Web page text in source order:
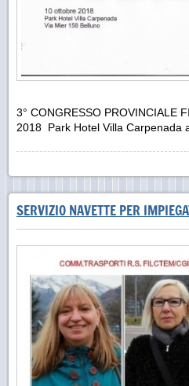
3° CONGRESSO PROVINCIALE
2018 Park Hotel Villa Carpenada
SERVIZIO NAVETTE PER